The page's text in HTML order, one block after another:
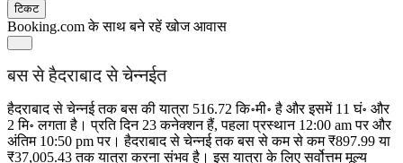
टिकट
Booking.com के साथ बने रहें खोज आवास
बस से हैदराबाद से चेन्नईत
हैदराबाद से चेन्नई तक बस की यात्रा 516.72 कि॰मी॰ है और इसमें 11 घं॰ और
2 मि॰ लगता है। प्रति दिन 23 कनेक्शन हैं, पहला प्रस्थान 12:00 am पर और
अंतिम 10:50 pm पर। हैदराबाद से चेन्नई तक बस से कम से कम ₹897.99 या
₹37,005.43 तक यात्रा करना संभव है। इस यात्रा के लिए सर्वोत्तम मूल्य